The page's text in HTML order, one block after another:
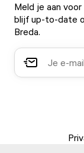
Meld je aan
blijf up-to-date
Breda.